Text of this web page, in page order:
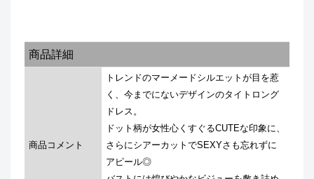
商品詳細
商品コメント
トレンドのマーメードシルエットが目を惹
く、今までにないデザインのタイトロング
ドレス。
ドット柄が女性心くすぐるCUTEな印象に、
さらにシアーカットでSEXYさも忘れずに
アピール◎